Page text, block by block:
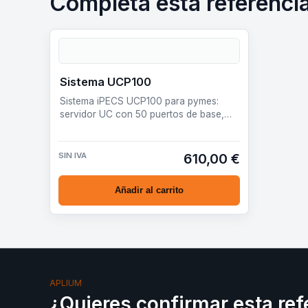
Sistema UCP100
Sistema iPECS UCP100 para pymes:
servidor UC con 50 puertos de base,
IP, movi…
SIN IVA 610,00 €
Añadir al carrito
APLIUM